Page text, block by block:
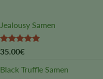
Jealousy Samen
Rated4.88
35.00€
Black Truffle Samen